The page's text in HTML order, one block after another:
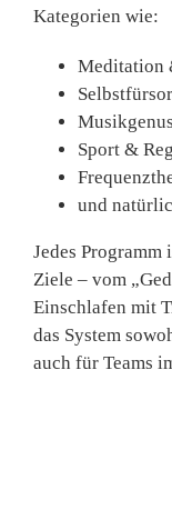
Kategorien wie:
Meditation
Sport &
und
Jedes Programm
Ziele – vom
Einschlafen mit
das System
auch für Teams